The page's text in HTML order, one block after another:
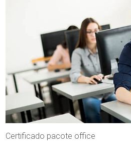
Certificado pacote office